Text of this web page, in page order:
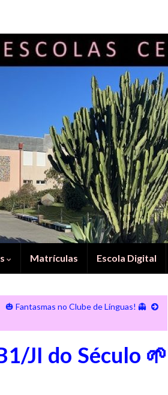
Matrículas Escola Digital
🎃 Fantasmas no Clube de Línguas! 👻
JI do Século 🌱